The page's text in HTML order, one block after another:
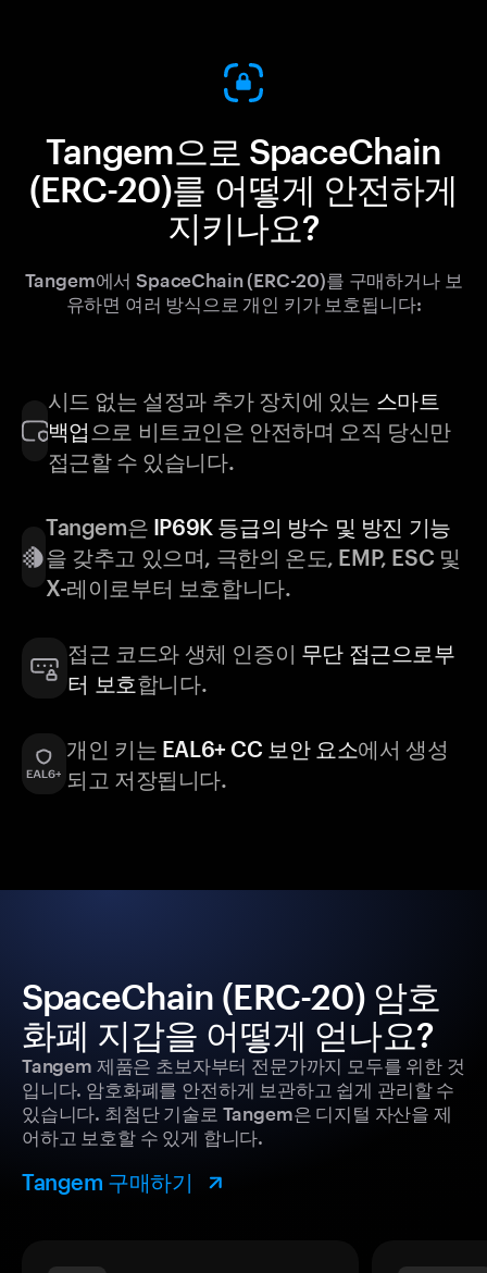
Tangem으로 SpaceChain
(ERC-20)를 어떻게 안전하게
지키나요?
Tangem에서 SpaceChain (ERC-20)를 구매하거나 보
유하면 여러 방식으로 개인 키가 보호됩니다:
시드 없는 설정과 추가 장치에 있는 스마트
백업 으로 비트코인은 안전하며 오직 당신만
접근할 수 있습니다.
Tangem은 IP69K 등급의 방수 및 방진 기능
을 갖추고 있으며, 극한의 온도, EMP, ESC 및
X-레이로부터 보호합니다.
접근 코드와 생체 인증이 무단 접근으로부
터 보호합니다.
개인 키는 EAL6+ CC 보안 요소에서 생성
되고 저장됩니다.
SpaceChain (ERC-20) 암호
화폐 지갑을 어떻게 얻나요?
Tangem 제품은 초보자부터 전문가까지 모두를 위한 것
입니다. 암호화폐를 안전하게 보관하고 쉽게 관리할 수
있습니다. 최첨단 기술로 Tangem은 디지털 자산을 제
어하고 보호할 수 있게 합니다.
Tangem 구매하기